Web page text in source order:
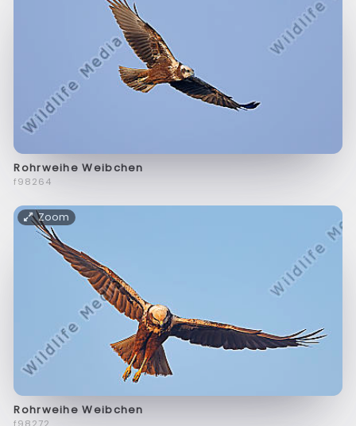
Rohrweihe Weibchen
f98264
Zoom
Rohrweihe Weibchen